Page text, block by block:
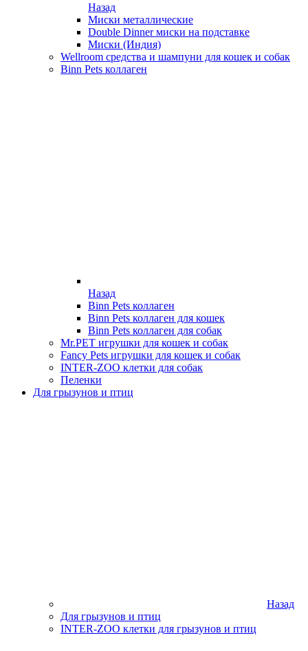
Назад
Миски металлические
Double Dinner миски на подставке
Миски (Индия)
Wellroom средства и шампуни для кошек и собак
Binn Pets коллаген
Назад
Binn Pets коллаген
Binn Pets коллаген для кошек
Binn Pets коллаген для собак
Mr.PET игрушки для кошек и собак
Fancy Pets игрушки для кошек и собак
INTER-ZOO клетки для собак
Пеленки
Для грызунов и птиц
Назад
Для грызунов и птиц
INTER-ZOO клетки для грызунов и птиц